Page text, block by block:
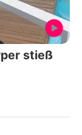
stieß